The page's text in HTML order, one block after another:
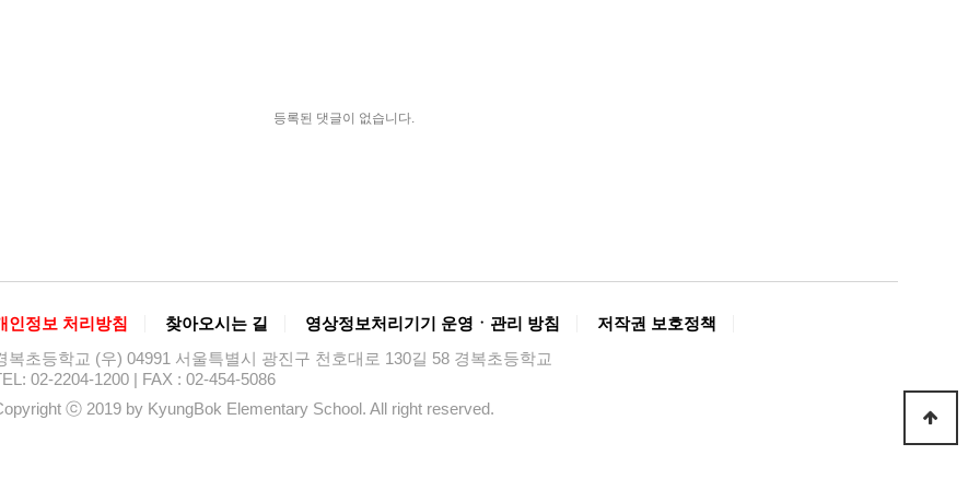
등록된 댓글이 없습니다.
인정보 처리방침 찾아오시는 길 영상정보처리기기 운영ㆍ관리 방침
저작권 보호정책
복초등학교 (우) 04991 서울특별시 광진구 천호대로 130길 58 경복초등학교
02-2204-1200 | FAX : 02-454-5086
ⓒ 2019 by KyungBok Elementary School. All right reserved.